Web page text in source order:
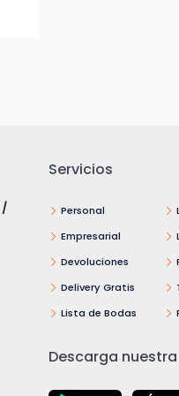
/
Servicios
Personal
Empresarial
Devoluciones
Delivery Gratis
Lista de Bodas
Descarga